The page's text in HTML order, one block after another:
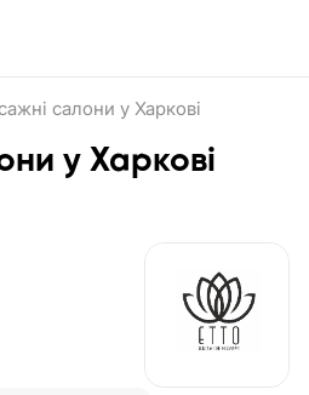
салони у Харкові
у Харкові